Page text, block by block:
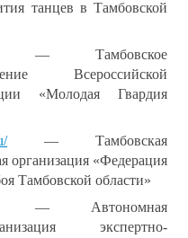
танцев в Тамбовской
Тамбовское
Всероссийской
«Молодая Гвардия
— Тамбовская
организация «Федерация
Тамбовской области»
Автономная
экспертно-